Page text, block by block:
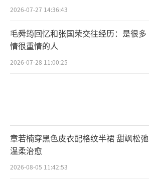
2026-07-27 14:36:43
毛舜筠回忆和张国荣交往经历：是很多
情很重情的人
2026-07-28 11:00:25
章若楠穿黑色皮衣配格纹半裙 甜飒松弛
温柔治愈
2026-08-05 11:42:53